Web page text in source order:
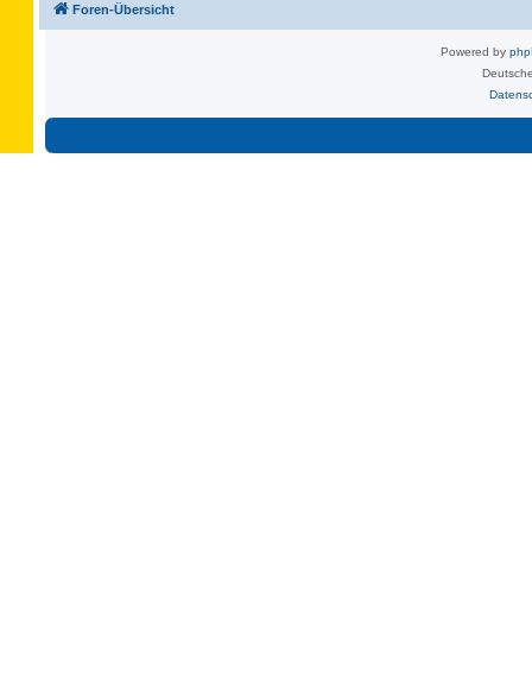
Foren-Übersicht
Powered by